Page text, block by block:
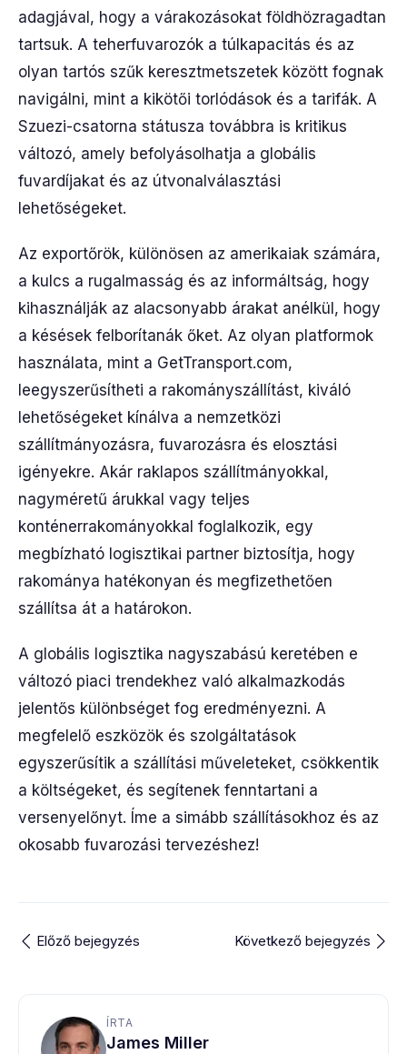
adagjával, hogy a várakozásokat földhözragadtan
tartsuk. A teherfuvarozók a túlkapacitás és az
olyan tartós szűk keresztmetszetek között fognak
navigálni, mint a kikötői torlódások és a tarifák. A
Szuezi-csatorna státusza továbbra is kritikus
változó, amely befolyásolhatja a globális
fuvardíjakat és az útvonalválasztási
lehetőségeket.
Az exportőrök, különösen az amerikaiak számára,
a kulcs a rugalmasság és az informáltság, hogy
kihasználják az alacsonyabb árakat anélkül, hogy
a késések felborítanák őket. Az olyan platformok
használata, mint a GetTransport.com,
leegyszerűsítheti a rakományszállítást, kiváló
lehetőségeket kínálva a nemzetközi
szállítmányozásra, fuvarozásra és elosztási
igényekre. Akár raklapos szállítmányokkal,
nagyméretű árukkal vagy teljes
konténerrakományokkal foglalkozik, egy
megbízható logisztikai partner biztosítja, hogy
rakománya hatékonyan és megfizethetően
szállítsa át a határokon.
A globális logisztika nagyszabású keretében e
változó piaci trendekhez való alkalmazkodás
jelentős különbséget fog eredményezni. A
megfelelő eszközök és szolgáltatások
egyszerűsítik a szállítási műveleteket, csökkentik
a költségeket, és segítenek fenntartani a
versenyelőnyt. Íme a simább szállításokhoz és az
okosabb fuvarozási tervezéshez!
Előző bejegyzés Következő bejegyzés
ÍRTA
James Miller